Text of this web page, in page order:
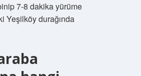
7-8 dakika yürüme
Yeşilköy durağında